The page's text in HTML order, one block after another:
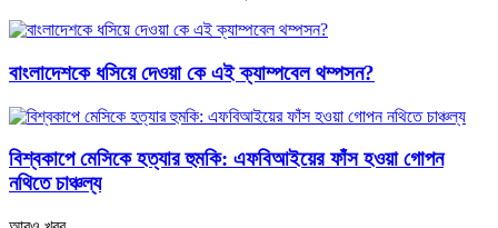
বাংলাদেশকে ধসিয়ে দেওয়া কে এই ক্যাম্পবেল থম্পসন?
বিশ্বকাপে মেসিকে হত্যার হুমকি: এফবিআইয়ের ফাঁস হওয়া গোপন
নথিতে চাঞ্চল্য